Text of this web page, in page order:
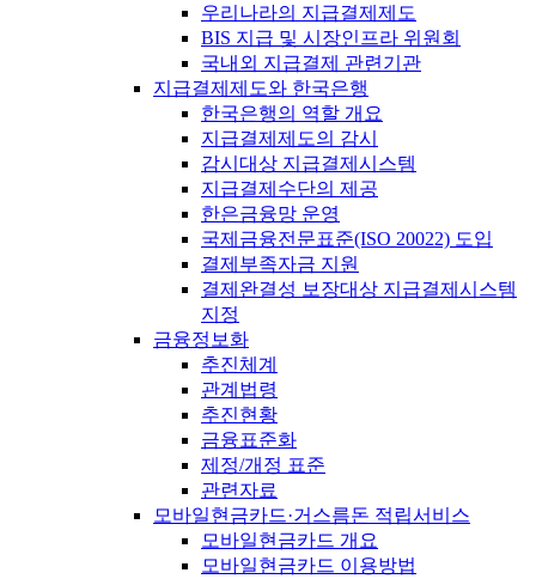
우리나라의 지급결제제도
BIS 지급 및 시장인프라 위원회
국내외 지급결제 관련기관
지급결제제도와 한국은행
한국은행의 역할 개요
지급결제제도의 감시
감시대상 지급결제시스템
지급결제수단의 제공
한은금융망 운영
국제금융전문표준(ISO 20022) 도입
결제부족자금 지원
결제완결성 보장대상 지급결제시스템
지정
금융정보화
추진체계
관계법령
추진현황
금융표준화
제정/개정 표준
관련자료
모바일현금카드·거스름돈 적립서비스
모바일현금카드 개요
모바일현금카드 이용방법